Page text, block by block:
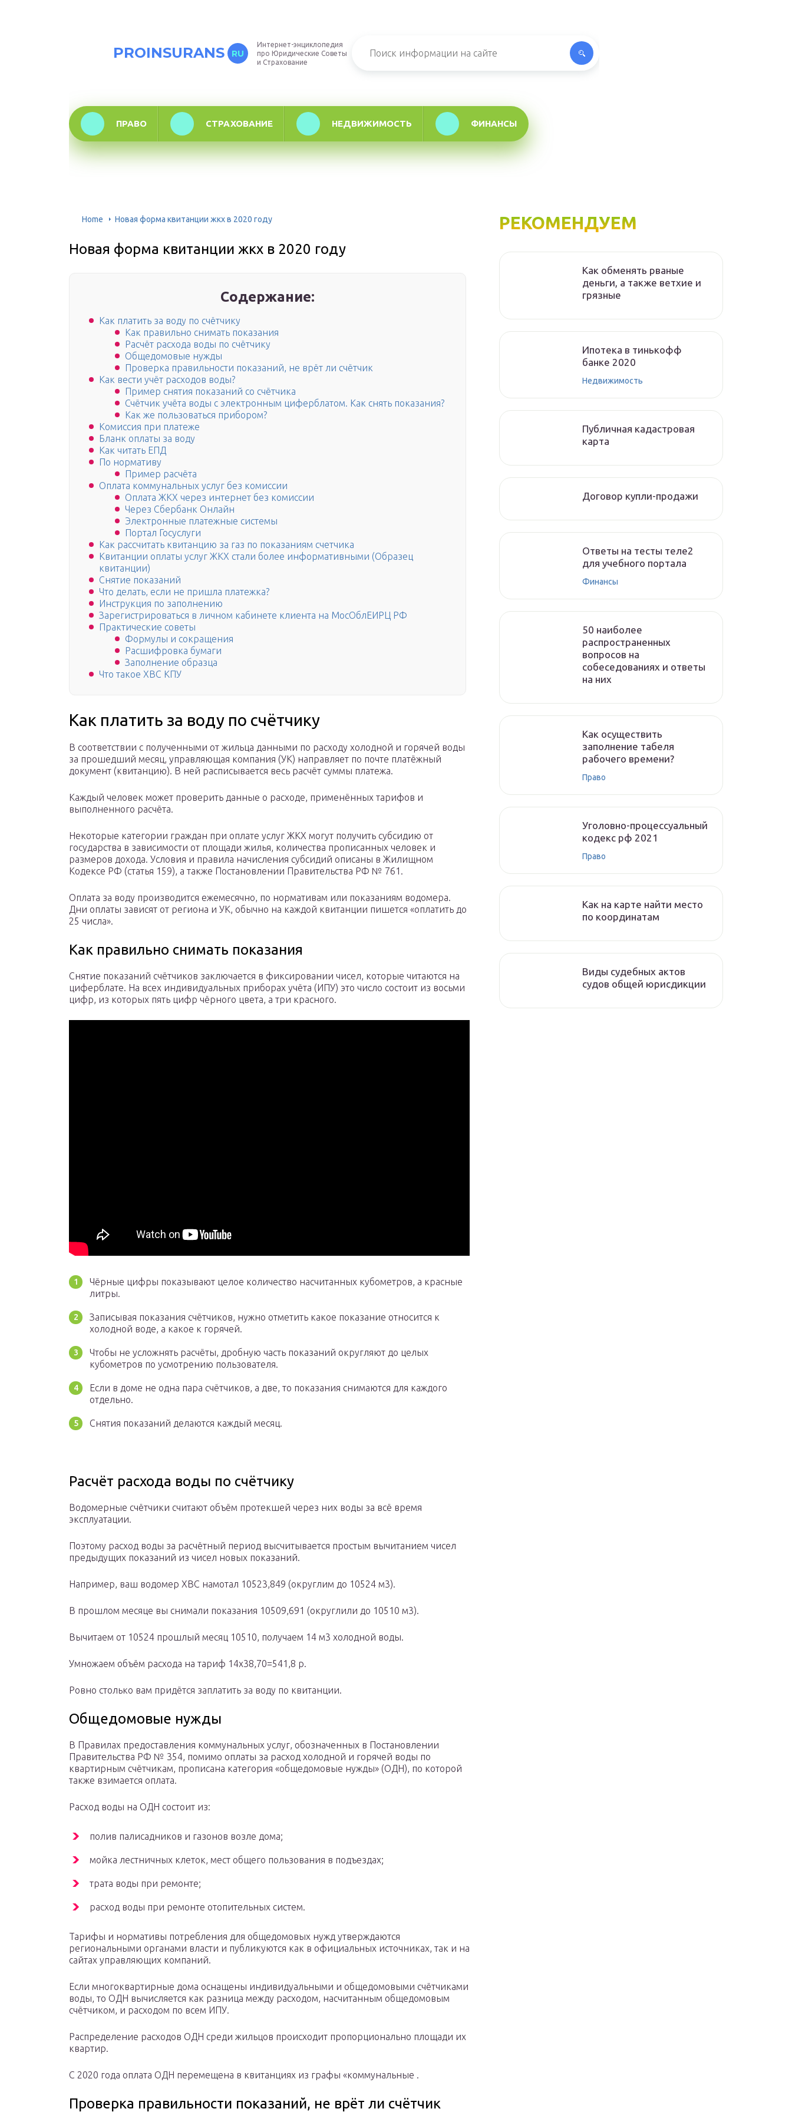
PROINSURANS RU
Интернет-энциклопедия
про Юридические Советы
и Страхование
ПРАВО СТРАХОВАНИЕ НЕДВИЖИМОСТЬ ФИНАНСЫ
Home Новая форма квитанции жкх в 2020 году
Новая форма квитанции жкх в 2020 году
Содержание:
Как платить за воду по счётчику
Как правильно снимать показания
Расчёт расхода воды по счётчику
Общедомовые нужды
Проверка правильности показаний, не врёт ли счётчик
Как вести учёт расходов воды?
Пример снятия показаний со счётчика
Счётчик учёта воды с электронным циферблатом. Как снять показания?
Как же пользоваться прибором?
Комиссия при платеже
Бланк оплаты за воду
Как читать ЕПД
По нормативу
Пример расчёта
Оплата коммунальных услуг без комиссии
Оплата ЖКХ через интернет без комиссии
Через Сбербанк Онлайн
Электронные платежные системы
Портал Госуслуги
Как рассчитать квитанцию за газ по показаниям счетчика
Квитанции оплаты услуг ЖКХ стали более информативными (Образец
квитанции)
Снятие показаний
Что делать, если не пришла платежка?
Инструкция по заполнению
Зарегистрироваться в личном кабинете клиента на МосОблЕИРЦ РФ
Практические советы
Формулы и сокращения
Расшифровка бумаги
Заполнение образца
Что такое ХВС КПУ
Как платить за воду по счётчику
В соответствии с полученными от жильца данными по расходу холодной и горячей воды
за прошедший месяц, управляющая компания (УК) направляет по почте платёжный
документ (квитанцию). В ней расписывается весь расчёт суммы платежа.
Каждый человек может проверить данные о расходе, применённых тарифов и
выполненного расчёта.
Некоторые категории граждан при оплате услуг ЖКХ могут получить субсидию от
государства в зависимости от площади жилья, количества прописанных человек и
размеров дохода. Условия и правила начисления субсидий описаны в Жилищном
Кодексе РФ (статья 159), а также Постановлении Правительства РФ № 761.
Оплата за воду производится ежемесячно, по нормативам или показаниям водомера.
Дни оплаты зависят от региона и УК, обычно на каждой квитанции пишется «оплатить до
25 числа».
Как правильно снимать показания
Снятие показаний счётчиков заключается в фиксировании чисел, которые читаются на
циферблате. На всех индивидуальных приборах учёта (ИПУ) это число состоит из восьми
цифр, из которых пять цифр чёрного цвета, а три красного.
Чёрные цифры показывают целое количество насчитанных кубометров, а красные
литры.
Записывая показания счётчиков, нужно отметить какое показание относится к
холодной воде, а какое к горячей.
Чтобы не усложнять расчёты, дробную часть показаний округляют до целых
кубометров по усмотрению пользователя.
Если в доме не одна пара счётчиков, а две, то показания снимаются для каждого
отдельно.
Снятия показаний делаются каждый месяц.
Расчёт расхода воды по счётчику
Водомерные счётчики считают объём протекшей через них воды за всё время
эксплуатации.
Поэтому расход воды за расчётный период высчитывается простым вычитанием чисел
предыдущих показаний из чисел новых показаний.
Например, ваш водомер ХВС намотал 10523,849 (округлим до 10524 м3).
В прошлом месяце вы снимали показания 10509,691 (округлили до 10510 м3).
Вычитаем от 10524 прошлый месяц 10510, получаем 14 м3 холодной воды.
Умножаем объём расхода на тариф 14х38,70=541,8 р.
Ровно столько вам придётся заплатить за воду по квитанции.
Общедомовые нужды
В Правилах предоставления коммунальных услуг, обозначенных в Постановлении
Правительства РФ № 354, помимо оплаты за расход холодной и горячей воды по
квартирным счётчикам, прописана категория «общедомовые нужды» (ОДН), по которой
также взимается оплата.
Расход воды на ОДН состоит из:
полив палисадников и газонов возле дома;
мойка лестничных клеток, мест общего пользования в подъездах;
трата воды при ремонте;
расход воды при ремонте отопительных систем.
Тарифы и нормативы потребления для общедомовых нужд утверждаются
региональными органами власти и публикуются как в официальных источниках, так и на
сайтах управляющих компаний.
Если многоквартирные дома оснащены индивидуальными и общедомовыми счётчиками
воды, то ОДН вычисляется как разница между расходом, насчитанным общедомовым
счётчиком, и расходом по всем ИПУ.
Распределение расходов ОДН среди жильцов происходит пропорционально площади их
квартир.
С 2020 года оплата ОДН перемещена в квитанциях из графы «коммунальные .
Проверка правильности показаний, не врёт ли счётчик
РЕКОМЕНДУЕМ
Как обменять рваные
деньги, а также ветхие и
грязные
Ипотека в тинькофф
банке 2020
Недвижимость
Публичная кадастровая
карта
Договор купли-продажи
Ответы на тесты теле2
для учебного портала
Финансы
50 наиболее
распространенных
вопросов на
собеседованиях и ответы
на них
Как осуществить
заполнение табеля
рабочего времени?
Право
Уголовно-процессуальный
кодекс рф 2021
Право
Как на карте найти место
по координатам
Виды судебных актов
судов общей юрисдикции